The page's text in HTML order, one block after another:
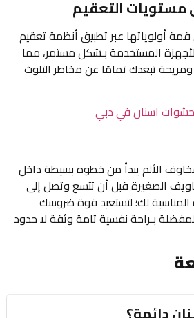
أولوياتها عبر تطبيق أنظمة تعقيم
المستخدمة بـشكل مستمر، مما
ومريحة تبعدك تمامًا عن مخاطر التلوث
اسنان في دبي
الألم يبدأ من خطوة بسيطة داخل
الصغيرة قبل أن تتسع وتصل إلى
المناسبة لك؛ لتستعيد قوة ضروسك
بـراحة نفسية تامة وثقة لا حدود